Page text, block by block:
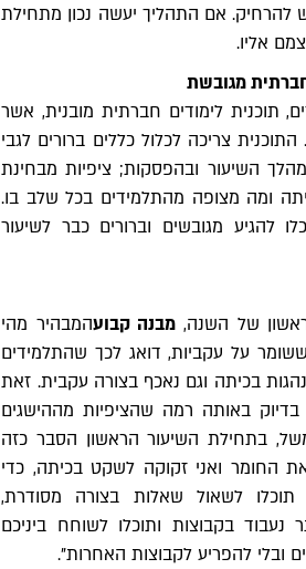
להרחיק. אם התהליך יעשה נכון מתחילת
אליו.
מגובשת
תוכנית לימודים חברתית מובנית, אשר
צריכה לכלול כללים ברורים לגבי
השיעור ובהפסקות; ציפיות מבחינת
ומה מצופה מהתלמידים בכל שלב בו.
להגיע מגובשים וברורים כבר לשיעור
של השנה,מבנה קבועהמבהיר מהי
על עקביות, דואג לכך שהתלמידים
בכיתה וגם נאכף בצורה עקבית. זאת
באותה רמה שהציפיות מההישגים
בתחילת השיעור הראשון הסבר כזה
החומר ואני זקוקה לשקט בכיתה, כדי
לשאול שאלות בצורה מסודרת,
בקבוצות ותוכלו לשוחח ביניכם
ובלי להפריע לקבוצות האחרות".